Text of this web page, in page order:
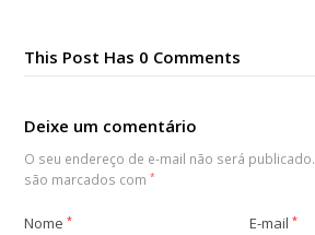
This Post Has 0 Comments
Deixe um comentário
O seu endereço de e-mail não será publicado.
são marcados com*
Nome* E-mail*